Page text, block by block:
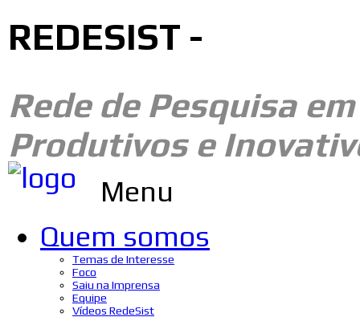
REDESIST -
Rede de Pesquisa
Produtivos e
Menu
Quem somos
Temas de Interesse
Foco
Saiu na Imprensa
Equipe
Vídeos RedeSist